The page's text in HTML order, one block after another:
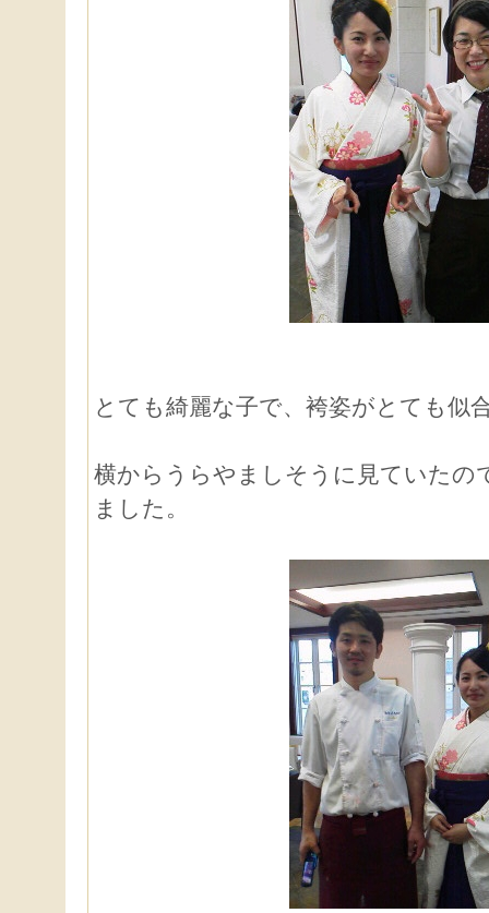
とても綺麗な子で、袴姿がとても似
横からうらやましそうに見ていたの
ました。